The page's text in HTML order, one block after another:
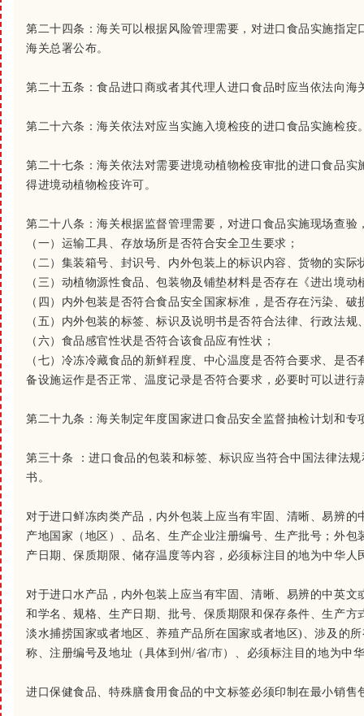
第二十四条：海关可以根据风险管理需要，对进口食品实施指
海关总署公布。
第二十五条：食品进口商或者其代理人进口食品时应当依法向海
第二十六条：海关依法对应当实施入境检疫的进口食品实施检疫
第二十七条：海关依法对需要进境动植物检疫审批的进口食品
得进境动植物检疫许可。
第二十八条：海关根据监督管理需要，对进口食品实施现场查
（一）运输工具、存放场所是否符合安全卫生要求；
（二）集装箱号、封识号、内外包装上的标识内容、货物的实
（三）动植物源性食品、包装物及铺垫材料是否存在《进出境
（四）内外包装是否符合食品安全国家标准，是否存在污染、破
（五）内外包装的标签、标识及说明书是否符合法律、行政法
（六）食品感官性状是否符合该食品应有性状；
（七）冷冻冷藏食品的新鲜程度、中心温度是否符合要求、是
备设施运作是否正常、温度记录是否符合要求，必要时可以进行
第二十九条：海关制定年度国家进口食品安全监督抽检计划和
第三十条 ：进口食品的包装和标签、标识应当符合中国法律法
书。
对于进口鲜冻肉类产品，内外包装上应当有牢固、清晰、易辨
产地国家（地区）、品名、生产企业注册编号、生产批号；外
产日期、保质期限、储存温度等内容，必须标注目的地为中华
对于进口水产品，内外包装上应当有牢固、清晰、易辨的中英
和学名、规格、生产日期、批号、保质期限和保存条件、生产
淡水捕捞国家或者地区、养殖产品所在国家或者地区)、涉及的
称、注册编号及地址（具体到州/省/市）、必须标注目的地为中
进口保健食品、特殊膳食用食品的中文标签必须印制在最小销售